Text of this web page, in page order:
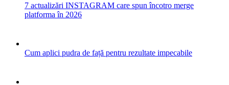
7 actualizări INSTAGRAM care spun încotro merge
platforma în 2026
Cum aplici pudra de față pentru rezultate impecabile